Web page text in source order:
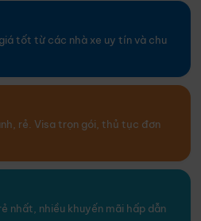
tốt từ các nhà xe uy tín và chu
rẻ. Visa trọn gói, thủ tục đơn
nhất, nhiều khuyến mãi hấp dẫn